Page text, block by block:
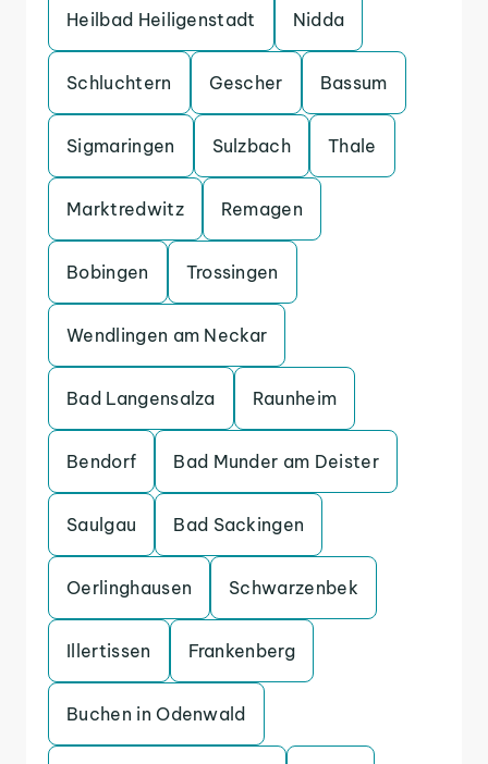
Heilbad Heiligenstadt Nidda
Schluchtern Gescher Bassum
Sigmaringen Sulzbach Thale
Marktredwitz Remagen
Bobingen Trossingen
Wendlingen am Neckar
Bad Langensalza Raunheim
Bendorf Bad Munder am Deister
Saulgau Bad Sackingen
Oerlinghausen Schwarzenbek
Illertissen Frankenberg
Buchen in Odenwald